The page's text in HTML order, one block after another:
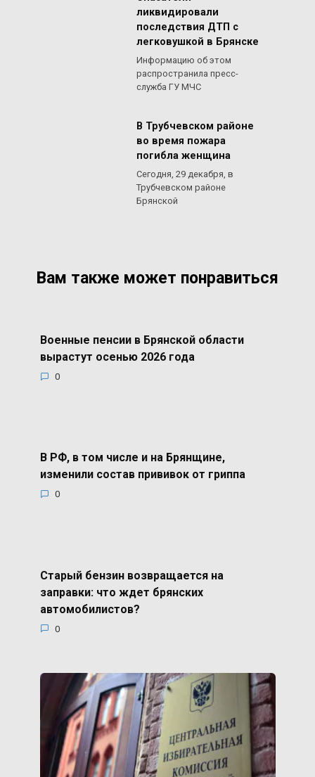
ликвидировали
последствия ДТП с
легковушкой в Брянске
Информацию об этом
распространила пресс-
служба ГУ МЧС
В Трубчевском районе
во время пожара
погибла женщина
Сегодня, 29 декабря, в
Трубчевском районе
Брянской
Вам также может понравиться
Военные пенсии в Брянской области
вырастут осенью 2026 года
0
В РФ, в том числе и на Брянщине,
изменили состав прививок от гриппа
0
Старый бензин возвращается на
заправки: что ждет брянских
автомобилистов?
0